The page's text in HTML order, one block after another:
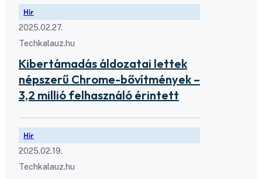
Hír
2025.02.27.
Techkalauz.hu
Kibertámadás áldozatai lettek
népszerű Chrome-bővítmények –
3,2 millió felhasználó érintett
Hír
2025.02.19.
Techkalauz.hu